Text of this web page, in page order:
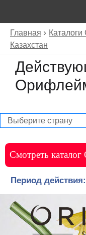
Главная
Казахстан
Смотреть
Период действия: